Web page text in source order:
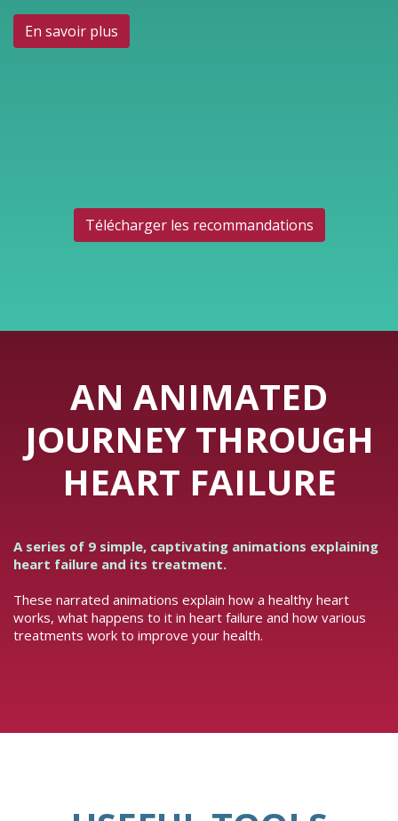
En savoir plus
Télécharger les recommandations
AN ANIMATED
JOURNEY THROUGH
HEART FAILURE
A series of 9 simple, captivating animations explaining
heart failure and its treatment.
These narrated animations explain how a healthy heart
works, what happens to it in heart failure and how various
treatments work to improve your health.